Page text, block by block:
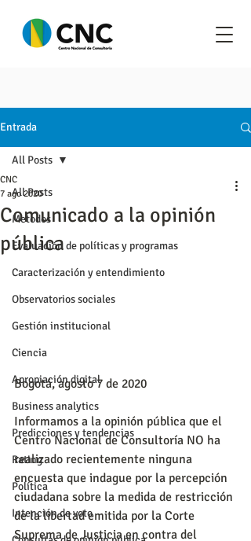
Entrada
All Posts
Metodos
Evaluación de políticas y programas
Caracterización y entendimiento
Observatorios sociales
Gestión institucional
Ciencia
Apropiación digital
Business analytics
Predicciones y tendencias
Rating
Política
Intención de voto
All Posts
Comunicado a la opinión
pública
CNC
7 ago 2020
Bogotá, agosto 7 de 2020
Informamos a la opinión pública que el
Centro Nacional de Consultoría NO ha
realizado recientemente ninguna
encuesta que indague por la percepción
ciudadana sobre la medida de restricción
de la libertad emitida por la Corte
Suprema de Justicia en contra del